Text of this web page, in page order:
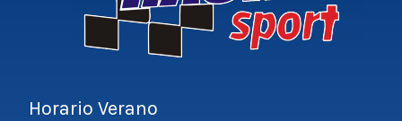
Horario Verano